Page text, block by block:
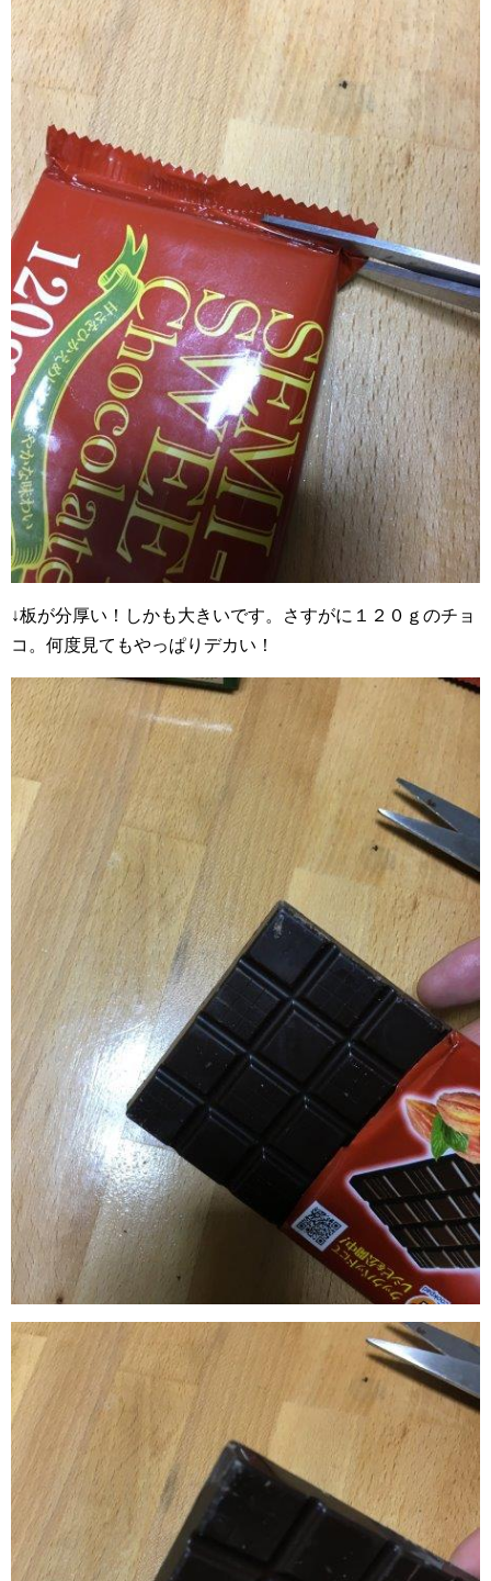
↓板が分厚い！しかも大きいです。さすがに１２０ｇのチョ
コ。何度見てもやっぱりデカい！